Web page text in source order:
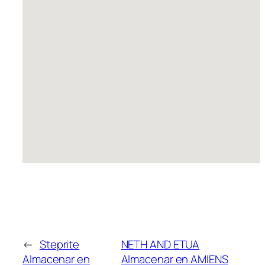
← Steprite
Almacenar en
NETH AND ETUA
Almacenar en AMIENS